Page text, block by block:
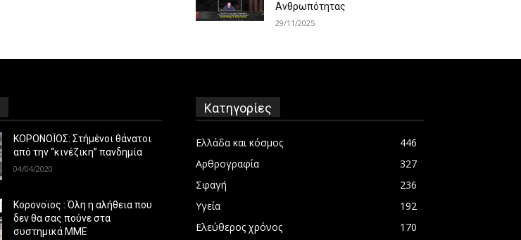
Ανθρωπότητας
29/11/2025
ΚΟΡΟΝΟΪΟΣ: Στήμένοι θάνατοι
από την “κινέζικη” πανδημία
04/04/2020
Κορονοϊος : Όλη η αλήθεια που
δεν θα σας πούνε στα
συστημικά ΜΜΕ
Κατηγορίες
Ελλάδα και κόσμος
446
Αρθρογραφία
327
Σφαγή
236
Υγεία
192
Ελεύθερος χρόνος
170